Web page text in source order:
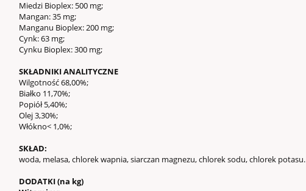
Miedzi Bioplex: 500 mg;
Mangan: 35 mg;
Manganu Bioplex: 200 mg;
Cynk: 63 mg;
Cynku Bioplex: 300 mg;
SKŁADNIKI ANALITYCZNE
Wilgotność 68,00%;
Białko 11,70%;
Popiół 5,40%;
Olej 3,30%;
Włókno< 1,0%;
SKŁAD:
woda, melasa, chlorek wapnia, siarczan magnezu, chlorek sodu, chlorek potasu.
DODATKI (na kg)